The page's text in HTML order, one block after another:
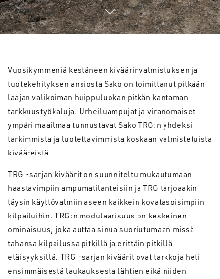
Vuosikymmeniä kestäneen kiväärinvalmistuksen ja
tuotekehityksen ansiosta Sako on toimittanut pitkään
laajan valikoiman huippuluokan pitkän kantaman
tarkkuustyökaluja. Urheiluampujat ja viranomaiset
ympäri maailmaa tunnustavat Sako TRG:n yhdeksi
tarkimmista ja luotettavimmista koskaan valmistetuista
kivääreistä.
TRG -sarjan kiväärit on suunniteltu mukautumaan
haastavimpiin ampumatilanteisiin ja TRG tarjoaakin
täysin käyttövalmiin aseen kaikkein kovatasoisimpiin
kilpailuihin. TRG:n modulaarisuus on keskeinen
ominaisuus, joka auttaa sinua suoriutumaan missä
tahansa kilpailussa pitkillä ja erittäin pitkillä
etäisyyksillä. TRG -sarjan kiväärit ovat tarkkoja heti
ensimmäisestä laukauksesta lähtien eikä niiden